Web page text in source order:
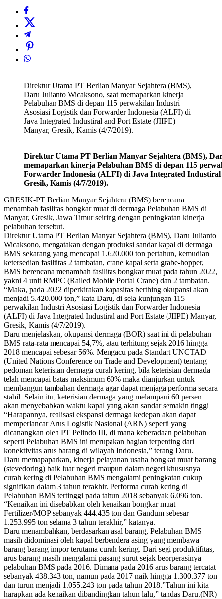
Direktur Utama PT Berlian Manyar Sejahtera (BMS),
Daru Julianto Wicaksono, saat memaparkan kinerja
Pelabuhan BMS di depan 115 perwakilan Industri
Asosiasi Logistik dan Forwarder Indonesia (ALFI) di
Java Integrated Industiral and Port Estate (JIIPE)
Manyar, Gresik, Kamis (4/7/2019).
Direktur Utama PT Berlian Manyar Sejahtera (BMS),
memaparkan kinerja Pelabuhan BMS di depan 115
Forwarder Indonesia (ALFI) di Java Integrated
Gresik, Kamis (4/7/2019).
GRESIK-PT Berlian Manyar Sejahtera (BMS) berencana
menambah fasilitas bongkar muat di dermaga Pelabuhan BMS di
Manyar, Gresik, Jawa Timur seiring dengan peningkatan kinerja
pelabuhan tersebut.
Direktur Utama PT Berlian Manyar Sejahtera (BMS), Daru Julianto
Wicaksono, mengatakan dengan produksi sandar kapal di dermaga
BMS sekarang yang mencapai 1.620.000 ton pertahun, kemudian
ketersedian fasiltitas 2 tambatan, crane kapal serta grabe-hopper,
BMS berencana menambah fasilitas bongkar muat pada tahun 2022,
yakni 4 unit RMPC (Railed Mobile Portal Crane) dan 2 tambatan.
“Maka, pada 2022 diperkirakan kapasitas berthing okupansi akan
menjadi 5.420.000 ton,” kata Daru, di sela kunjungan 115
perwakilan Industri Asosiasi Logistik dan Forwarder Indonesia
(ALFI) di Java Integrated Industiral and Port Estate (JIIPE) Manyar,
Gresik, Kamis (4/7/2019).
Daru menjelaskan, okupansi dermaga (BOR) saat ini di pelabuhan
BMS rata-rata mencapai 54,7%, atau terhitung sejak 2016 hingga
2018 mencapai sebesar 56%. Mengacu pada Standart UNCTAD
(United Nations Conference on Trade and Development) tentang
pedoman keterisian dermaga curah kering, bila keterisian dermada
telah mencapai batas maksimum 60% maka dianjurkan untuk
membangun tambahan dermaga agar dapat menjaga performa secara
stabil. Selain itu, keterisian dermaga yang melampaui 60 persen
akan menyebabkan waktu kapal yang akan sandar semakin tinggi
“Harapannya, realisasi ekspansi dermaga kedepan akan dapat
memperlancar Arus Logistik Nasional (ARN) seperti yang
dicanangkan oleh PT Pelindo III, di mana keberadaan pelabuhan
seperti Pelabuhan BMS ini merupakan bagian terpenting dari
konektivitas arus barang di wilayah Indonesia,” terang Daru.
Daru memapaparkan, kinerja pelayanan usaha bongkat muat barang
(stevedoring) baik luar negeri maupun dalam negeri khususnya
curah kering di Pelabuhan BMS mengalami peningkatan cukup
signifikan dalam 3 tahun terakhir. Performa curah kering di
Pelabuhan BMS tertinggi pada tahun 2018 sebanyak 6.096 ton.
“Kenaikan ini disebabkan oleh kenaikan bongkar muat
Fertilizer/MOP sebanyak 444.435 ton dan Gandum sebesar
1.253.995 ton selama 3 tahun terakhir,” katanya.
Daru menambahkan, berdasarkan asal barang, Pelabuhan BMS
masih didominasi oleh kapal berbendera asing yang membawa
barang barang impor terutama curah kering. Dari segi produktifitas,
arus barang masih mengalami pasang surut sejak beorperasinya
pelabuhan BMS pada 2016. Dimana pada 2016 arus barang tercatat
sebanyak 438.343 ton, namun pada 2017 naik hingga 1.300.377 ton
dan turun menjadi 1.055.243 ton pada tahun 2018.”Tahun ini kita
harapkan ada kenaikan dibandingkan tahun lalu,” tandas Daru.(NR)